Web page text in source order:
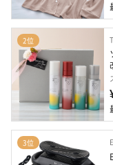
2位
3位